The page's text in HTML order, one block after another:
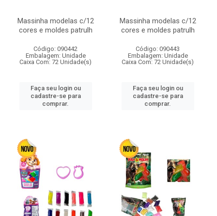
Massinha modelas c/12
cores e moldes patrulh
Código: 090442
Embalagem: Unidade
Caixa Com: 72 Unidade(s)
Faça seu login ou
cadastre-se para
comprar.
Massinha modelas c/12
cores e moldes patrulh
Código: 090443
Embalagem: Unidade
Caixa Com: 72 Unidade(s)
Faça seu login ou
cadastre-se para
comprar.